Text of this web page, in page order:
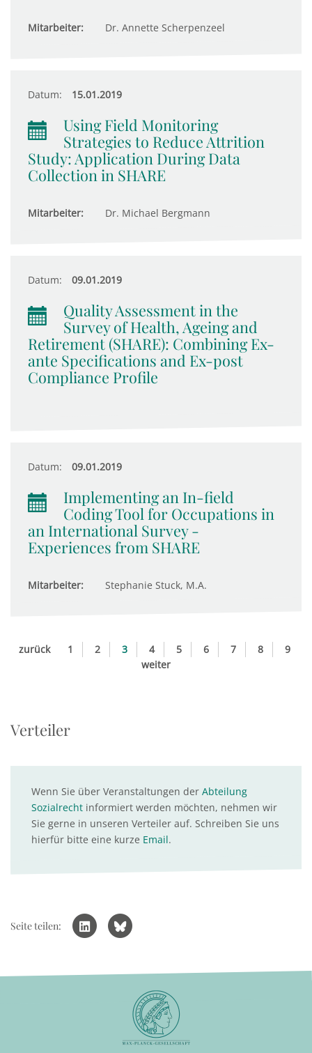
Mitarbeiter: Dr. Annette Scherpenzeel
Datum: 15.01.2019
Using Field Monitoring
Strategies to Reduce Attrition
Study: Application During Data
Collection in SHARE
Mitarbeiter: Dr. Michael Bergmann
Datum: 09.01.2019
Quality Assessment in the
Survey of Health, Ageing and
Retirement (SHARE): Combining Ex-
ante Specifications and Ex-post
Compliance Profile
Datum: 09.01.2019
Implementing an In-field
Coding Tool for Occupations in
an International Survey -
Experiences from SHARE
Mitarbeiter: Stephanie Stuck, M.A.
zurück 1 2 3 4 5 6 7 8
9
weiter
Verteiler
Wenn Sie über Veranstaltungen der Abteilung
Sozialrecht informiert werden möchten, nehmen wir
Sie gerne in unseren Verteiler auf. Schreiben Sie uns
hierfür bitte eine kurze Email.
Seite teilen: